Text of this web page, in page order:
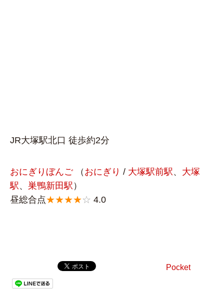
JR大塚駅北口 徒歩約2分
おにぎりぼんご （ おにぎり / 大塚駅前駅、 大塚
駅、 巣鴨新田駅 ）
昼総合点★★★★☆ 4.0
Pocket